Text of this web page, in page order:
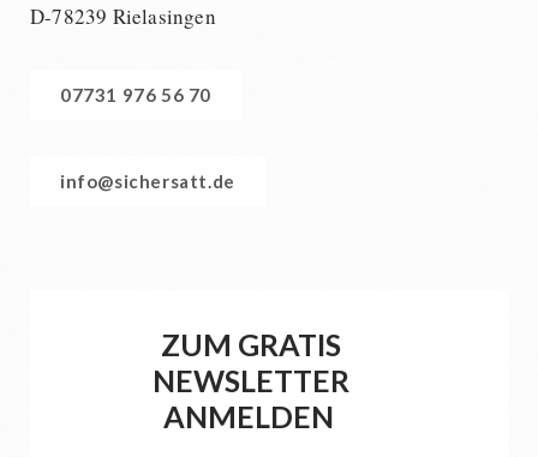
D-78239 Rielasingen
07731 976 56 70
info@sichersatt.de
ZUM GRATIS
NEWSLETTER
ANMELDEN